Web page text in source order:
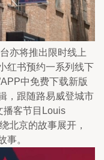
亦将推出限时线上
红书预约一系列线下
中免费下载新版
，跟随路易威登城市
播客节目Louis
北京的故事展开，
事。